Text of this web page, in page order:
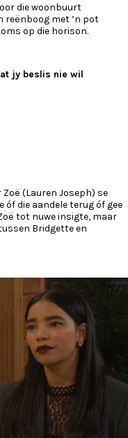
die woonbuurt
reënboog met ’n pot
op die horison.
jy beslis nie wil
(Lauren Joseph) se
óf die aandele terug óf gee
tot nuwe insigte, maar
Bridgette en